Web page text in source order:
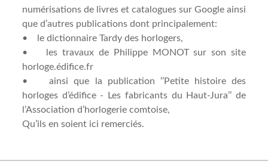
numérisations de livres et catalogues sur Google ainsi
que d’autres publications dont principalement:
• le dictionnaire Tardy des horlogers,
• les travaux de Philippe MONOT sur son site
horloge.édifice.fr
• ainsi que la publication ‘’Petite histoire des
horloges d’édifice - Les fabricants du Haut-Jura’’ de
l’Association d’horlogerie comtoise,
Qu’ils en soient ici remerciés.